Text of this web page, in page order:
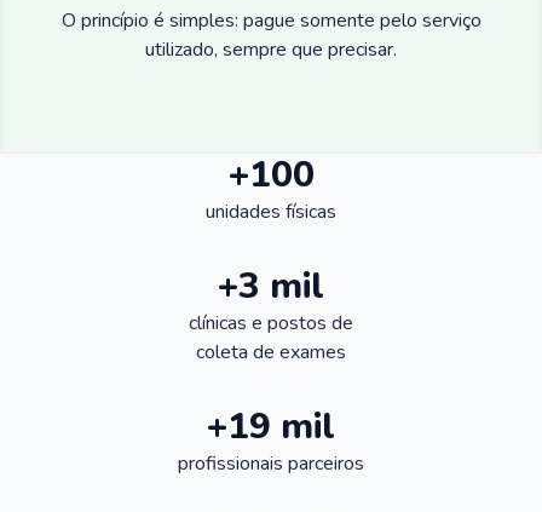
O princípio é simples: pague somente pelo serviço
utilizado, sempre que precisar.
+100
unidades físicas
+3 mil
clínicas e postos de
coleta de exames
+19 mil
profissionais parceiros